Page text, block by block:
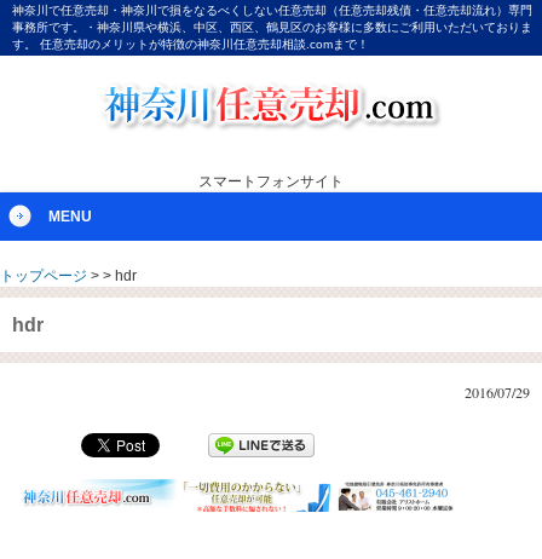
神奈川で任意売却・神奈川で損をなるべくしない任意売却（任意売却残債・任意売却流れ）専門
事務所です。・神奈川県や横浜、中区、西区、鶴見区のお客様に多数にご利用いただいておりま
す。 任意売却のメリットが特徴の神奈川任意売却相談.comまで！
スマートフォンサイト
MENU
トップページ > > hdr
hdr
2016/07/29